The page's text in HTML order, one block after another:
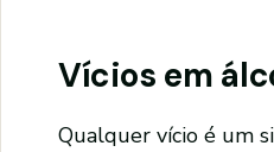
Vícios em
Qualquer vício é um